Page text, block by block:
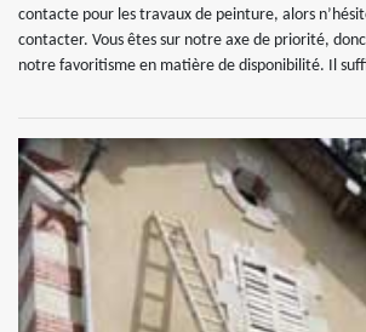
contacte pour les travaux de peinture, alors
contacter. Vous êtes sur notre axe de priorité,
notre favoritisme en matière de disponibilité. Il